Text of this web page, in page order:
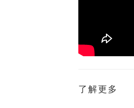
了解更多